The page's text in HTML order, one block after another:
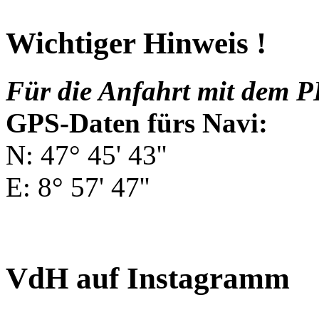
Wichtiger Hinweis !
Für die Anfahrt mit dem
GPS-Daten fürs Navi:
N: 47° 45' 43''
E: 8° 57' 47''
VdH auf Instagramm